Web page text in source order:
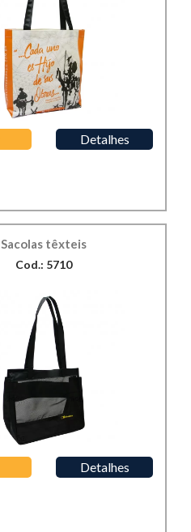
Detalhes
Sacolas têxteis
Cod.: 5710
Detalhes